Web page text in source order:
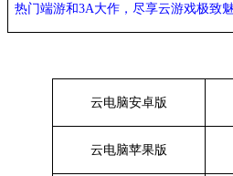
热门端游和3A大作， 尽享云游戏极致
云电脑安卓版
云电脑苹果版